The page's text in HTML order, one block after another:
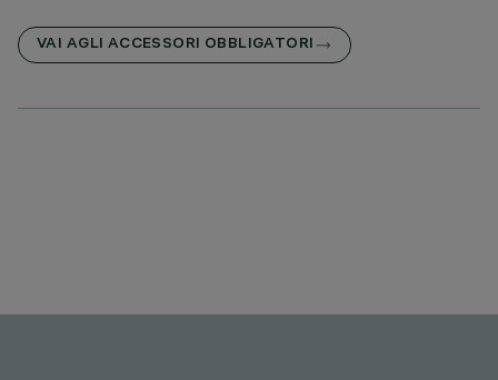
VAI AGLI ACCESSORI OBBLIGATORI